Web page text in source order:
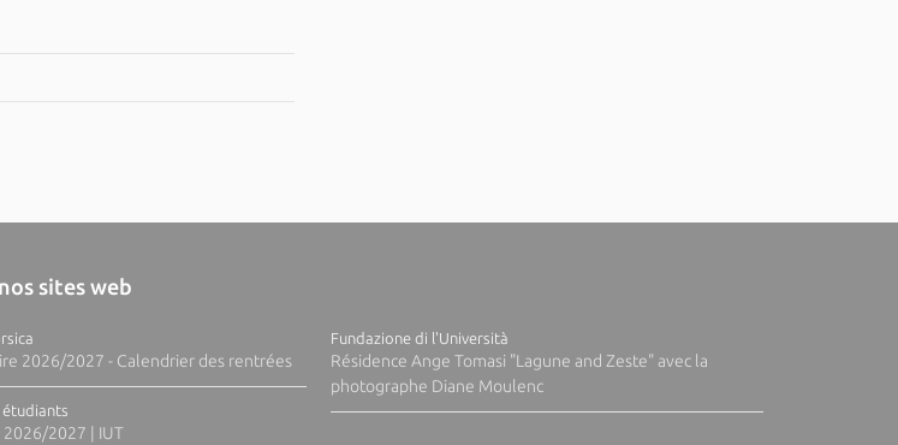
sites web
2026/2027 - Calendrier des rentrées
2027 | IUT
Fundazione di l'Università
Résidence Ange Tomasi "Lagune and Zeste" avec la
photographe Diane Moulenc